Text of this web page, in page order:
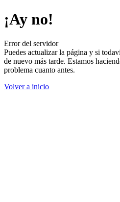
¡Ay no!
Error del servidor
Puedes actualizar la página y si
de nuevo más tarde. Estamos
problema cuanto antes.
Volver a inicio